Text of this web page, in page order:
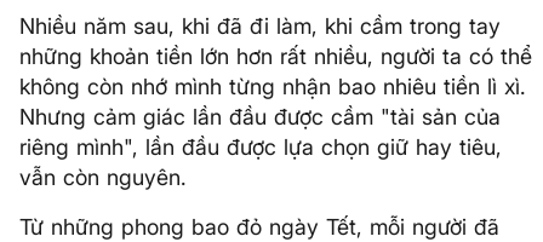
Nhiều năm sau, khi đã đi làm, khi cầm trong tay
những khoản tiền lớn hơn rất nhiều, người ta có thể
không còn nhớ mình từng nhận bao nhiêu tiền lì xì.
Nhưng cảm giác lần đầu được cầm "tài sản của
riêng mình", lần đầu được lựa chọn giữ hay tiêu,
vẫn còn nguyên.
Từ những phong bao đỏ ngày Tết, mỗi người đã